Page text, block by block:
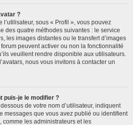
?
sous « Profil », vous pouvez
des quatre méthodes suivantes : le service
les images distantes ou le transfert d’images
peuvent activer ou non la fonctionnalité
veuillent rendre disponible aux utilisateurs.
nous vous invitons à contacter un
puis-je le modifier ?
de votre nom d’utilisateur, indiquent
messages que vous avez publié ou identifient
les administrateurs et les